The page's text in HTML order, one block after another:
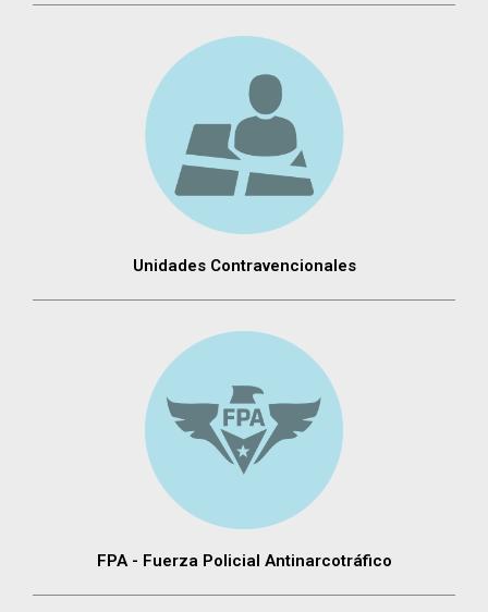
Unidades Contravencionales
FPA - Fuerza Policial Antinarcotráfico